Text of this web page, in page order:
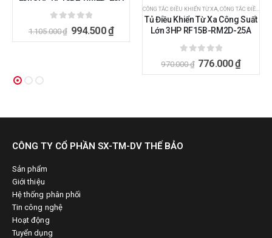
ngoài 5
1.105.000₫ 994.500₫
CÔNG TẮC ĐIỀU KHIỂN TỪ XA CÔNG TẮC ĐIỀU KHIỂN TỪ XA BẰNG REMOTE
Tủ Điều Khiển Từ Xa Công Suất
Lớn 3HP RF15B-RM2D-25A
ngoài 5
970.000₫ 776.000₫
CÔNG TY CỔ PHẦN SX-TM-DV THẾ BẢO
Sản phẩm
Giới thiệu
Hệ thống phân phối
Tin công nghệ
Hoạt động
Tuyển dụng